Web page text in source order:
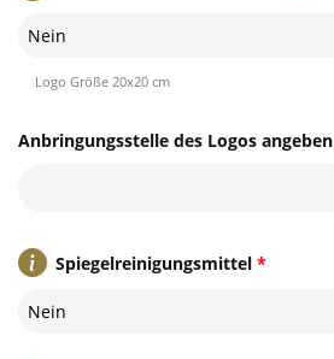
Nein
Logo Größe 20x20 cm
Anbringungsstelle des Logos angeben
*
Spiegelreinigungsmittel
Nein